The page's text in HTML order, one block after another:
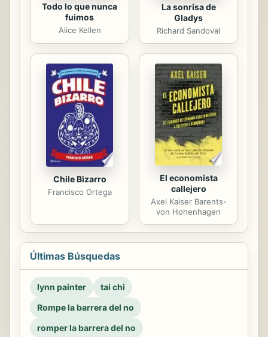
Todo lo que nunca
fuimos
Alice Kellen
La sonrisa de
Gladys
Richard Sandoval
Chile Bizarro
Francisco Ortega
El economista
callejero
Axel Kaiser Barents-
von Hohenhagen
Últimas Búsquedas
lynn painter
tai chi
Rompe la barrera del no
romper la barrera del no